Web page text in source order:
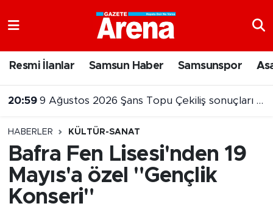
Resmi İlanlar Samsun Haber Samsunspor
20:59 9 Ağustos 2026 Şans Topu Çekiliş sonuçları açıklandı
HABERLER KÜLTÜR-SANAT
Bafra Fen Lisesi'nden 19
Mayıs'a özel "Gençlik
Konseri"
Samsun Namaz Vakitleri
Süper Lig Puan Durumu ve Fikstür
Tüm Manşetler